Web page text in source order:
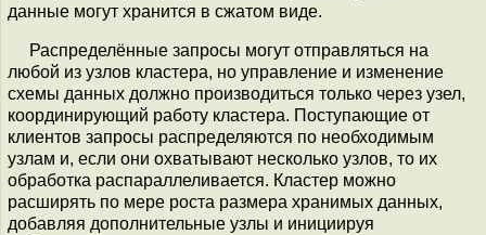
данные могут хранится в сжатом виде.
Распределённые запросы могут отправляться на
любой из узлов кластера, но управление и изменение
схемы данных должно производиться только через узел,
координирующий работу кластера. Поступающие от
клиентов запросы распределяются по необходимым
узлам и, если они охватывают несколько узлов, то их
обработка распараллеливается. Кластер можно
расширять по мере роста размера хранимых данных,
добавляя дополнительные узлы и инициируя